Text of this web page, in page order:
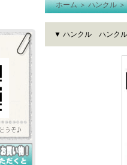
ホーム＞ハンクル＞
▼ ハンクル ハンクル